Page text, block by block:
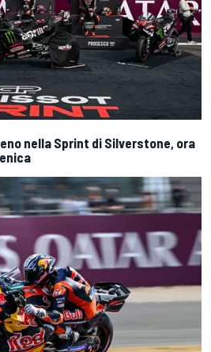
nella Sprint di Silverstone, ora